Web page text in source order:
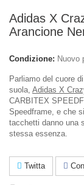
Adidas X
Arancione
Condizione: Nuovo
Parliamo del cuore
suola, Adidas X
CARBITEX
Speedframe, e che
tacchetti danno una
stessa essenza.
Twitta